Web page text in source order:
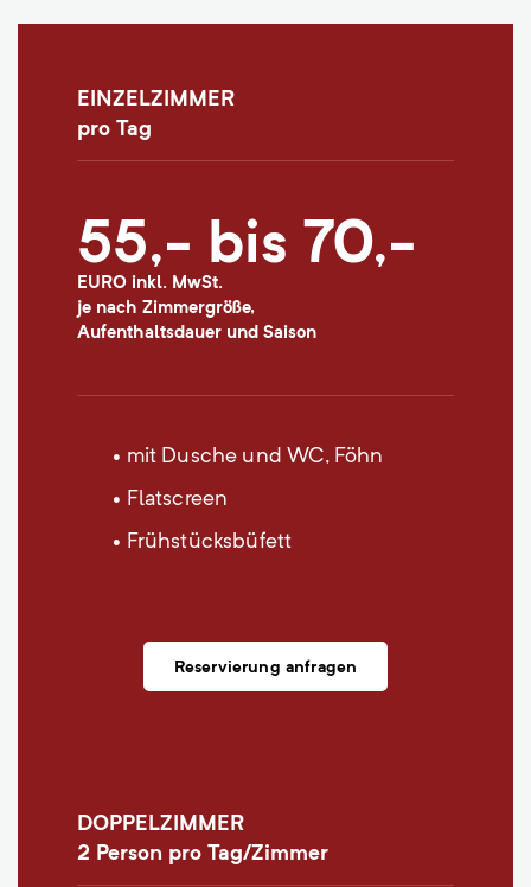
EINZELZIMMER
pro Tag
55,- bis 70,-
EURO inkl. MwSt.
je nach Zimmergröße,
Aufenthaltsdauer und Saison
• mit Dusche und WC, Föhn
• Flatscreen
• Frühstücksbüfett
Reservierung anfragen
DOPPELZIMMER
2 Person pro Tag/Zimmer